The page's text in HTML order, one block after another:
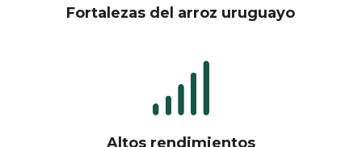
Fortalezas del arroz uruguayo
Altos rendimientos